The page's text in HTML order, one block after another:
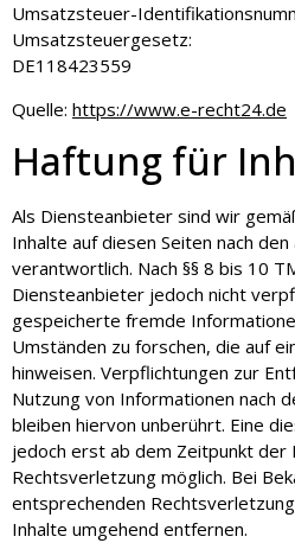
Umsatzsteuer-
Umsatzsteuergesetz:
DE118423559
Quelle: https://www.e-recht24.de
Haftung für
Als Diensteanbieter sind wir
Inhalte auf diesen Seiten nach
verantwortlich. Nach §§ 8 bis 10
Diensteanbieter jedoch nicht
gespeicherte fremde
Umständen zu forschen, die auf
hinweisen. Verpflichtungen zur
Nutzung von Informationen nach
bleiben hiervon unberührt. Eine
jedoch erst ab dem Zeitpunkt der
Rechtsverletzung möglich. Bei
entsprechenden
Inhalte umgehend entfernen.